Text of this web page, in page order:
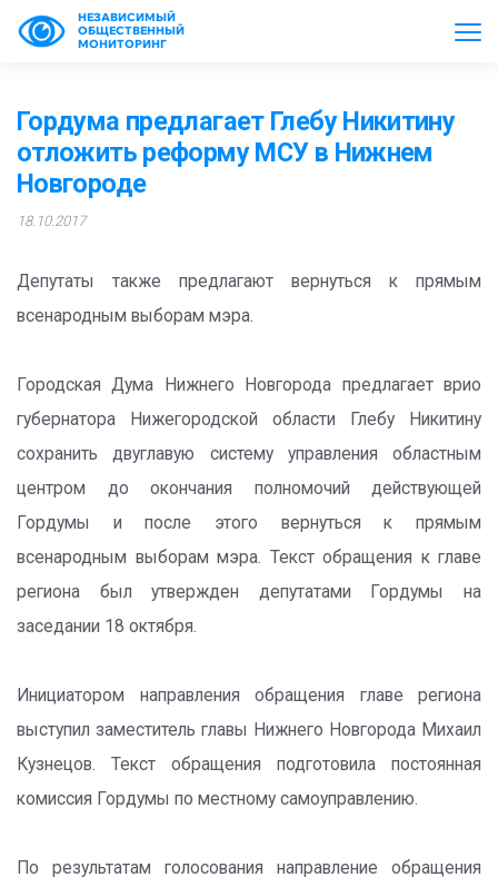
НЕЗАВИСИМЫЙ
ОБЩЕСТВЕННЫЙ
МОНИТОРИНГ
Гордума предлагает Глебу Никитину
отложить реформу МСУ в Нижнем
Новгороде
18.10.2017
Депутаты также предлагают вернуться к прямым
всенародным выборам мэра.
Городская Дума Нижнего Новгорода предлагает врио
губернатора Нижегородской области Глебу Никитину
сохранить двуглавую систему управления областным
центром до окончания полномочий действующей
Гордумы и после этого вернуться к прямым
всенародным выборам мэра. Текст обращения к главе
региона был утвержден депутатами Гордумы на
заседании 18 октября.
Инициатором направления обращения главе региона
выступил заместитель главы Нижнего Новгорода Михаил
Кузнецов. Текст обращения подготовила постоянная
комиссия Гордумы по местному самоуправлению.
По результатам голосования направление обращения